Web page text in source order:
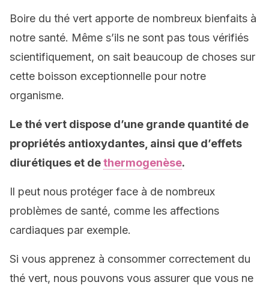
Boire du thé vert apporte de nombreux bienfaits à
notre santé. Même s’ils ne sont pas tous vérifiés
scientifiquement, on sait beaucoup de choses sur
cette boisson exceptionnelle pour notre
organisme.
Le thé vert dispose d’une grande quantité de
propriétés antioxydantes, ainsi que d’effets
diurétiques et dethermogenèse.
Il peut nous protéger face à de nombreux
problèmes de santé, comme les affections
cardiaques par exemple.
Si vous apprenez à consommer correctement du
thé vert, nous pouvons vous assurer que vous ne